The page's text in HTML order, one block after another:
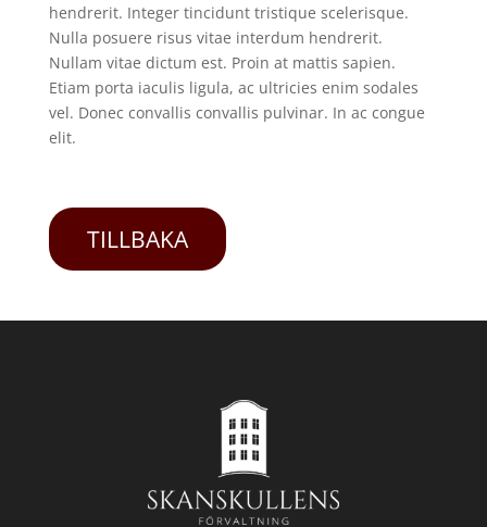
hendrerit. Integer tincidunt tristique scelerisque.
Nulla posuere risus vitae interdum hendrerit.
Nullam vitae dictum est. Proin at mattis sapien.
Etiam porta iaculis ligula, ac ultricies enim sodales
vel. Donec convallis convallis pulvinar. In ac congue
elit.
TILLBAKA